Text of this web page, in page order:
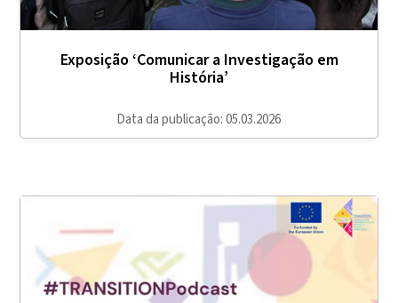
Exposição ‘Comunicar a Investigação em
História’
Data da publicação: 05.03.2026